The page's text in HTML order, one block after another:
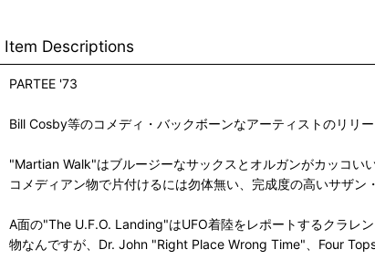
Item Descriptions
PARTEE '73
Bill Cosby等のコメディ・バックボーンなアーティストのリリ
"Martian Walk"はブルージーなサックスとオルガンがカッコい
コメディアン物で片付けるには勿体無い、完成度の高いサザン
A面の"The U.F.O. Landing"はUFO着陸をレポートするクラレ
物なんですが、Dr. John "Right Place Wrong Time"、Four